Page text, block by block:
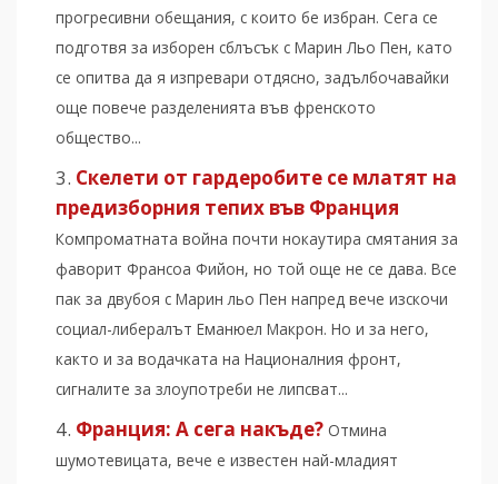
прогресивни обещания, с които бе избран. Сега се
подготвя за изборен сблъсък с Марин Льо Пен, като
се опитва да я изпревари отдясно, задълбочавайки
още повече разделенията във френското
общество...
Скелети от гардеробите се млатят на
предизборния тепих във Франция
Компроматната война почти нокаутира смятания за
фаворит Франсоа Фийон, но той още не се дава. Все
пак за двубоя с Марин льо Пен напред вече изскочи
социал-либералът Еманюел Макрон. Но и за него,
както и за водачката на Националния фронт,
сигналите за злоупотреби не липсват...
Франция: А сега накъде? Отмина
шумотевицата, вече е известен най-младият